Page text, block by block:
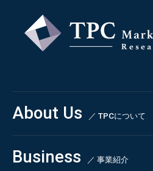
About Us ／ TPCについて
私たちの強み
会社概要・沿革
Business ／ 事業紹介